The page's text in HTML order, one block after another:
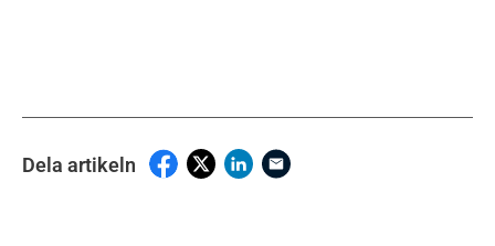
Dela artikeln